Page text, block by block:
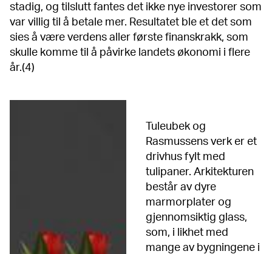
stadig, og tilslutt fantes det ikke nye investorer som
var villig til å betale mer. Resultatet ble et det som
sies å være verdens aller første finanskrakk, som
skulle komme til å påvirke landets økonomi i flere
år.(4)
Tuleubek og
Rasmussens verk er et
drivhus fylt med
tulipaner. Arkitekturen
består av dyre
marmorplater og
gjennomsiktig glass,
som, i likhet med
mange av bygningene i